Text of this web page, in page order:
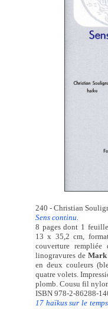
240 - Christian
Sens continu.
8 pages dont 1
13 x 35,2 cm,
couverture
linogravures de Mark
en deux couleurs
quatre volets.
plomb. Cousu fil
ISBN 978-2-86288-
17 haïkus sur le